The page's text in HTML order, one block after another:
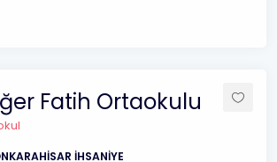
Fatih Ortaokulu
İHSANİYE